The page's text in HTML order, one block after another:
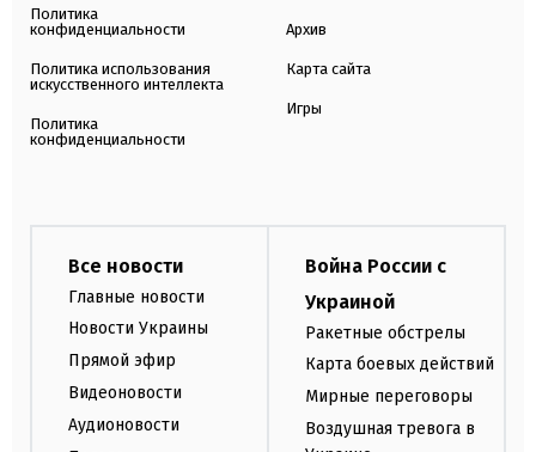
Политика
конфиденциальности
Политика использования
искусственного интеллекта
Политика
конфиденциальности
Архив
Карта сайта
Игры
Все новости
Главные новости
Новости Украины
Прямой эфир
Видеоновости
Аудионовости
Война России с
Украиной
Ракетные обстрелы
Карта боевых действий
Мирные переговоры
Воздушная тревога в